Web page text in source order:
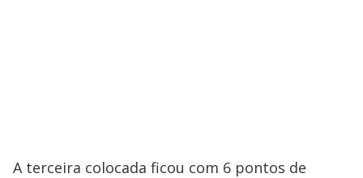
A terceira colocada ficou com 6 pontos de